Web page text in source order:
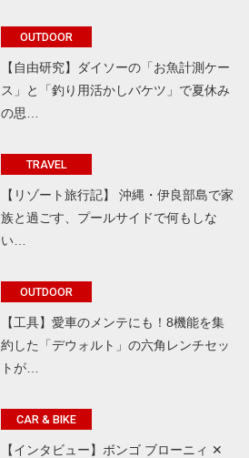
OUTDOOR
【自由研究】ダイソーの「お魚計測ケー
ス」と「釣り用活かしバケツ」で夏休み
の思…
TRAVEL
【リゾート旅行記】 沖縄・伊良部島で家
族と過ごす、プールサイドで何もしな
い…
OUTDOOR
【工具】愛車のメンテにも！8機能を集
約した「デウォルト」の六角レンチセッ
トが…
CAR & BIKE
【インタビュー】ボンゴ ブローニィ ✕